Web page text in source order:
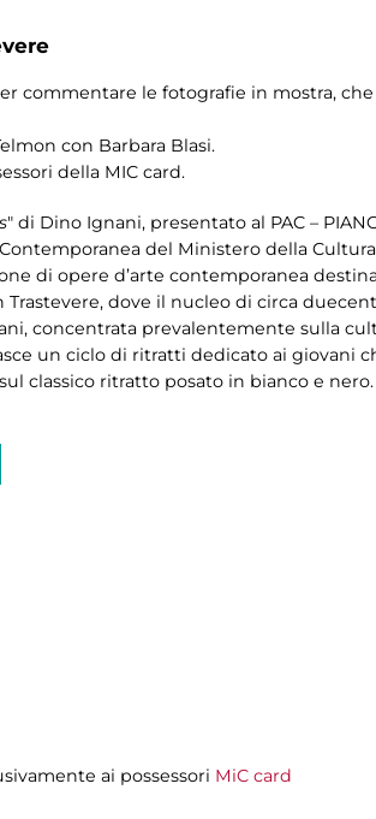
commentare le fotografie in mostra,
con Barbara Blasi.
della MIC card.
" di Dino Ignani, presentato al PAC –
del Ministero della
di opere d’arte contemporanea
Trastevere, dove il nucleo di circa
concentrata prevalentemente sulla
un ciclo di ritratti dedicato ai giovani
classico ritratto posato in bianco e nero.
ai possessori MiC card